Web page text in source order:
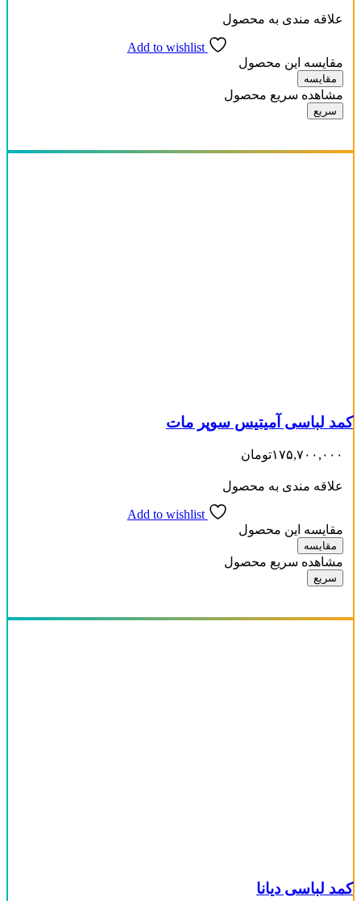
علاقه مندی به محصول
Add to wishlist
مقایسه این محصول
مقایسه
مشاهده سریع محصول
سریع
کمد لباسی آمیتیس سوپر مات
۱۷۵,۷۰۰,۰۰۰تومان
علاقه مندی به محصول
Add to wishlist
مقایسه این محصول
مقایسه
مشاهده سریع محصول
سریع
کمد لباسی دیانا